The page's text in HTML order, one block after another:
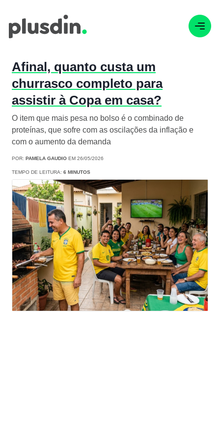
Afinal, quanto custa um
churrasco completo para
assistir à Copa em casa?
O item que mais pesa no bolso é o combinado de
proteínas, que sofre com as oscilações da inflação e
com o aumento da demanda
POR: PAMELA GAUDIO EM 26/05/2026
TEMPO DE LEITURA: 6 MINUTOS